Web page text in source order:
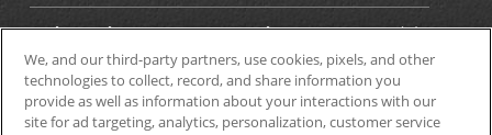
SÉCURITÉ ET CONFIDENTIALITÉ
We, and our third-party partners, use cookies, pixels, and other
technologies to collect, record, and share information you
provide as well as information about your interactions with our
site for ad targeting, analytics, personalization, customer service